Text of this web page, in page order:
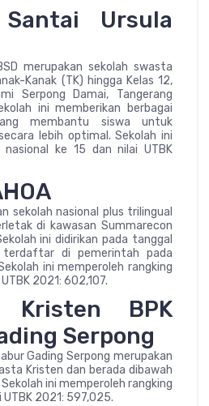
Ursula
merupakan sekolah swasta
Kanak (TK) hingga Kelas 12,
Serpong Damai, Tangerang
ini memberikan berbagai
membantu siswa untuk
lebih optimal. Sekolah ini
nasional ke 15 dan nilai UTBK
sekolah nasional plus trilingual
di kawasan Summarecon
ini didirikan pada tanggal
di pemerintah pada
ini memperoleh rangking
2021: 602,107.
Kristen BPK
Serpong
Gading Serpong merupakan
Kristen dan berada dibawah
ini memperoleh rangking
2021: 597,025.